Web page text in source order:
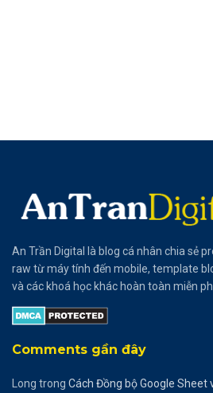
An Trần Digital là blog cá nhân chia sẻ
raw từ máy tính đến mobile, template
và các khoá học khác hoàn toàn miễn
Comments gần đây
Long trong Cách Đồng bộ Google Sheet